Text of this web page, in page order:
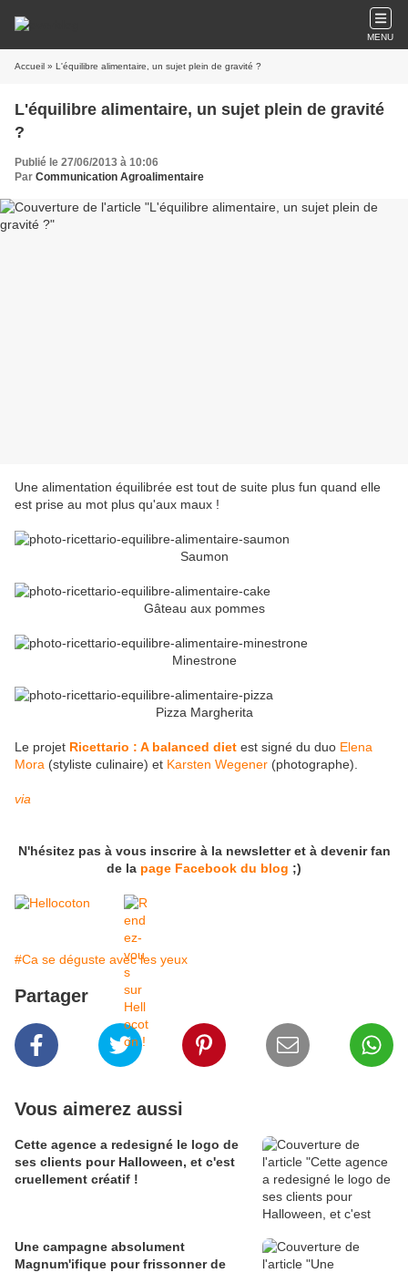
MENU
Accueil » L'équilibre alimentaire, un sujet plein de gravité ?
L'équilibre alimentaire, un sujet plein de gravité
?
Publié le 27/06/2013 à 10:06
Par Communication Agroalimentaire
Une alimentation équilibrée est tout de suite plus fun quand elle
est prise au mot plus qu'aux maux !
Saumon
Gâteau aux pommes
Minestrone
Pizza Margherita
Le projet Ricettario : A balanced diet est signé du duo Elena
Mora (styliste culinaire) et Karsten Wegener (photographe).
via
N'hésitez pas à vous inscrire à la newsletter et à devenir fan
de la page Facebook du blog ;)
#Ca se déguste avec les yeux
Partager
Vous aimerez aussi
Cette agence a redesigné le logo de
ses clients pour Halloween, et c'est
cruellement créatif !
Une campagne absolument
Magnum'ifique pour frissonner de